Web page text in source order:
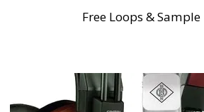
Free Loops & Sample